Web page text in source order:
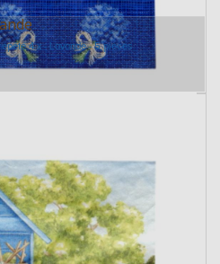
4 x - Lavande - 5 pièces